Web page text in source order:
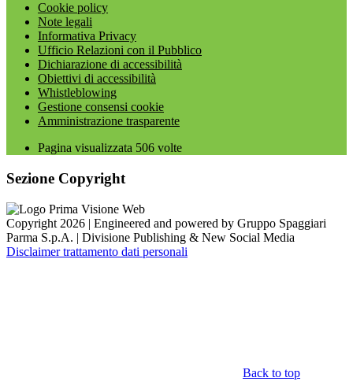
Cookie policy
Note legali
Informativa Privacy
Ufficio Relazioni con il Pubblico
Dichiarazione di accessibilità
Obiettivi di accessibilità
Whistleblowing
Gestione consensi cookie
Amministrazione trasparente
Pagina visualizzata 506 volte
Sezione Copyright
Copyright 2026 | Engineered and powered by Gruppo Spaggiari
Parma S.p.A. | Divisione Publishing & New Social Media
Disclaimer trattamento dati personali
Back to top